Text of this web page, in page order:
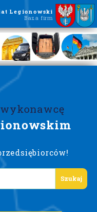
Legionowski
Baza firm